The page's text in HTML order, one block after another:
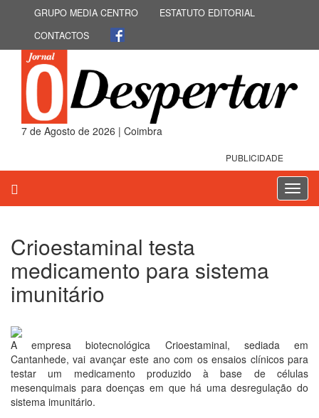
GRUPO MEDIA CENTRO
ESTATUTO EDITORIAL
CONTACTOS
7 de Agosto de 2026 | Coimbra
PUBLICIDADE
Crioestaminal testa
medicamento para sistema
imunitário
A empresa biotecnológica Crioestaminal, sediada em
Cantanhede, vai avançar este ano com os ensaios clínicos para
testar um medicamento produzido à base de células
mesenquimais para doenças em que há uma desregulação do
sistema imunitário.